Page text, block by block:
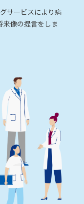
サービスにより病
来像の提言をしま